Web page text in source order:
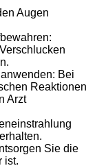
Augen
Bei
Reaktionen
Arzt
Sie die
ist.